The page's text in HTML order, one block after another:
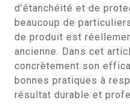
d’étanchéité et de
beaucoup de
de produit est
ancienne. Dans cet
concrètement son
bonnes pratiques à
résultat durable et